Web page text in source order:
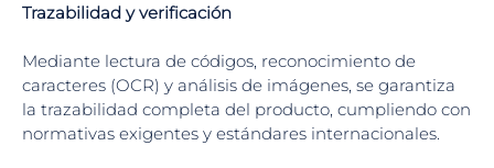
Trazabilidad y verificación
Mediante lectura de códigos, reconocimiento de
caracteres (OCR) y análisis de imágenes, se garantiza
la trazabilidad completa del producto, cumpliendo con
normativas exigentes y estándares internacionales.